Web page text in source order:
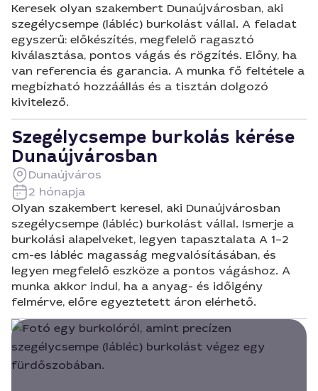
Keresek olyan szakembert Dunaújvárosban, aki
szegélycsempe (lábléc) burkolást vállal. A feladat
egyszerű: előkészítés, megfelelő ragasztó
kiválasztása, pontos vágás és rögzítés. Előny, ha
van referencia és garancia. A munka fő feltétele a
megbízható hozzáállás és a tisztán dolgozó
kivitelező.
Szegélycsempe burkolás kérése
Dunaújvárosban
Dunaújváros
2 hónapja
Olyan szakembert keresel, aki Dunaújvárosban
szegélycsempe (lábléc) burkolást vállal. Ismerje a
burkolási alapelveket, legyen tapasztalata A 1–2
cm-es lábléc magasság megvalósításában, és
legyen megfelelő eszköze a pontos vágáshoz. A
munka akkor indul, ha a anyag- és időigény
felmérve, előre egyeztetett áron elérhető.